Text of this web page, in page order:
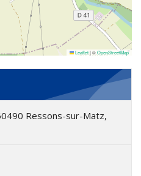
Leaflet|©OpenStreetMap
Ressons-sur-Matz,